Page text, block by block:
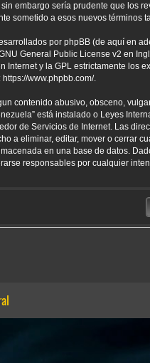
embargo sería prudente que los
sometido a esos nuevos términos
por phpBB (de aquí en
General Public License v2 en
Internet y la GPL estrictamente los
https://www.phpbb.com/.
contenido abusivo, obsceno,
está instalado o Leyes
de Servicios de Internet. Las
a eliminar, editar, mover o cerrar
en una base de datos.
responsables por cualquier